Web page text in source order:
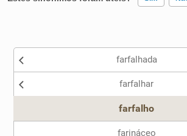
Nenhum dos sinônimos apresentados me
farfalhada
farfalhar
farfalho
farináceo